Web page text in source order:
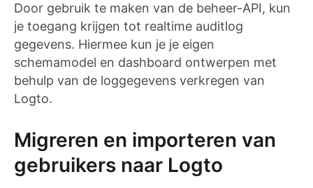
Door gebruik te maken van de beheer-API, kun
je toegang krijgen tot realtime auditlog
gegevens. Hiermee kun je je eigen
schemamodel en dashboard ontwerpen met
behulp van de loggegevens verkregen van
Logto.
Migreren en importeren van
gebruikers naar Logto